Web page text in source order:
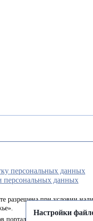
персональных данных
персональных данных
разрешена при условии
портала в печатных
Настройки